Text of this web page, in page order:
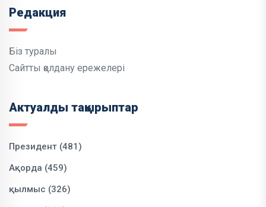
Редакция
Біз туралы
Сайтты қолдану ережелері
Актуалды тақырыптар
Президент (481)
Ақорда (459)
қылмыс (326)